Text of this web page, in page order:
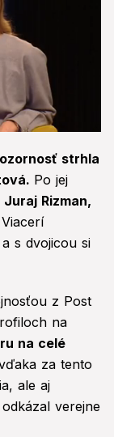
strhla
Po jej
Juraj Rizman,
s dvojicou si
z Post
na
na celé
za tento
ale aj
verejne